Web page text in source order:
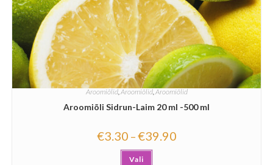
Aroomiõlid,Aroomiõlid,Aroomiõlid
Aroomiõli Sidrun-Laim 20 ml -500 ml
€3.30 –€39.90
Vali